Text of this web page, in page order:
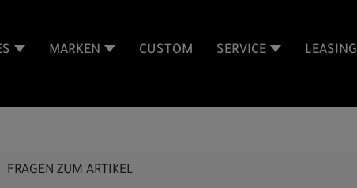
MARKEN CUSTOM SERVICE LEASING
FRAGEN ZUM ARTIKEL